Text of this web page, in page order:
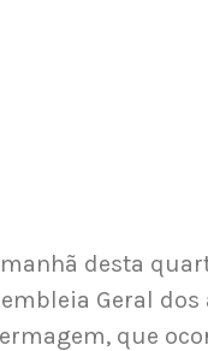
desta
Geral
que